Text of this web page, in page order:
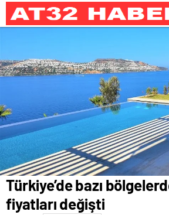
Türkiye’de bazı
fiyatları değişti